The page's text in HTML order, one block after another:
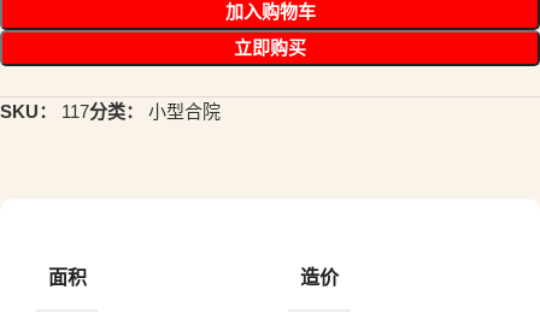
加入购物车
立即购买
SKU： 117分类： 小型合院
面积 造价